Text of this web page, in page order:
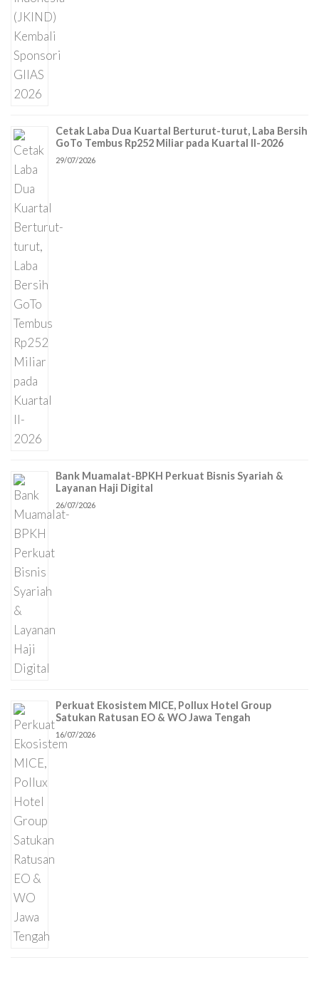
Cetak Laba Dua Kuartal Berturut-turut, Laba Bersih
GoTo Tembus Rp252 Miliar pada Kuartal II-2026
29/07/2026
Bank Muamalat-BPKH Perkuat Bisnis Syariah &
Layanan Haji Digital
26/07/2026
Perkuat Ekosistem MICE, Pollux Hotel Group
Satukan Ratusan EO & WO Jawa Tengah
16/07/2026